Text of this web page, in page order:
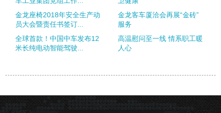
金龙座椅2018年安全生产动
员大会暨责任书签订...
金龙客车厦洽会再展“金砖”
服务
全球首款！中国中车发布12
米长纯电动智能驾驶...
高温慰问至一线 情系职工暖
人心